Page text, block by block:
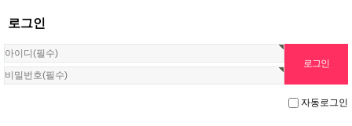
로그인
자동로그인